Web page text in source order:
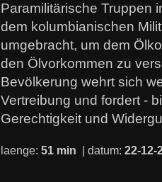
Paramilitärische Truppen
dem kolumbianischen
umgebracht, um dem
den Ölvorkommen zu
Bevölkerung wehrt sich
Vertreibung und fordert -
Gerechtigkeit und
laenge: 51 min | datum: 22-12-